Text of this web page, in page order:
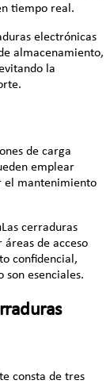
tiempo real.
electrónicas
almacenamiento,
la
de carga
emplear
el mantenimiento
Las cerraduras
de acceso
confidencial,
esenciales.
consta de tres